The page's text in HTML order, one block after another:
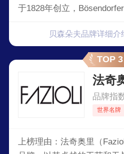
于1828年创立，
Bösendorfer钢琴独特的设
使其在全球音乐界享有盛誉
贝森朵夫品牌详细介
TOP 3
法奇
品牌指
世界名牌
上榜理由：法奇奥里（